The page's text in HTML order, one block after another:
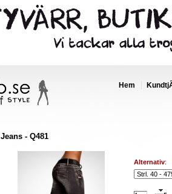
Hem
Jeans - Q481
Alternativ: